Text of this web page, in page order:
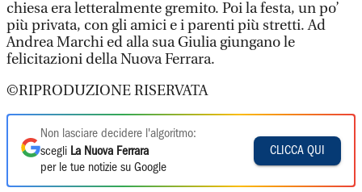
chiesa era letteralmente gremito. Poi la festa, un po’
più privata, con gli amici e i parenti più stretti. Ad
Andrea Marchi ed alla sua Giulia giungano le
felicitazioni della Nuova Ferrara.
©RIPRODUZIONE RISERVATA
Non lasciare decidere l'algoritmo:
scegli La Nuova Ferrara
per le tue notizie su Google
CLICCA QUI